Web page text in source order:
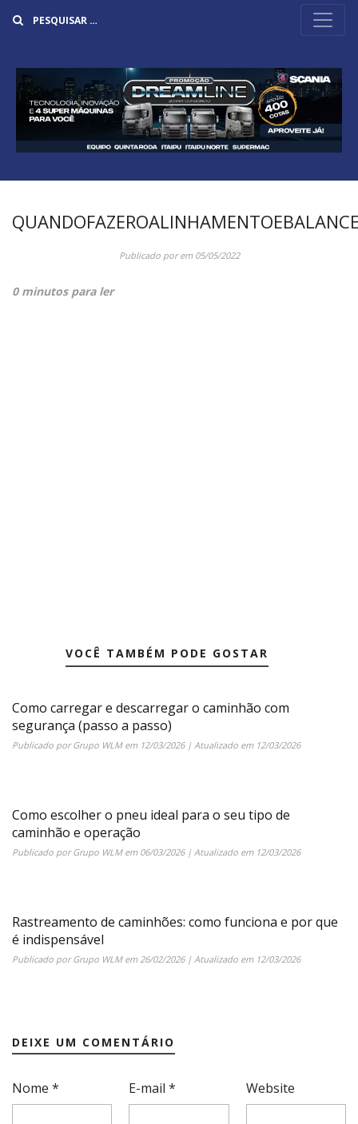
Publicado porem 05/05/2022
0 minutos para ler
VOCÊ TAMBÉM PODE GOSTAR
Como carregar e descarregar o caminhão com
segurança (passo a passo)
Publicado porGrupo WLMem 12/03/2026| Atualizado em 12/03/2026
Como escolher o pneu ideal para o seu tipo de
caminhão e operação
Publicado porGrupo WLMem 06/03/2026| Atualizado em 12/03/2026
Rastreamento de caminhões: como funciona e por que
é indispensável
Publicado porGrupo WLMem26/02/2026| Atualizado em 12/03/2026
DEIXE UM COMENTÁRIO
Nome * E-mail* Website